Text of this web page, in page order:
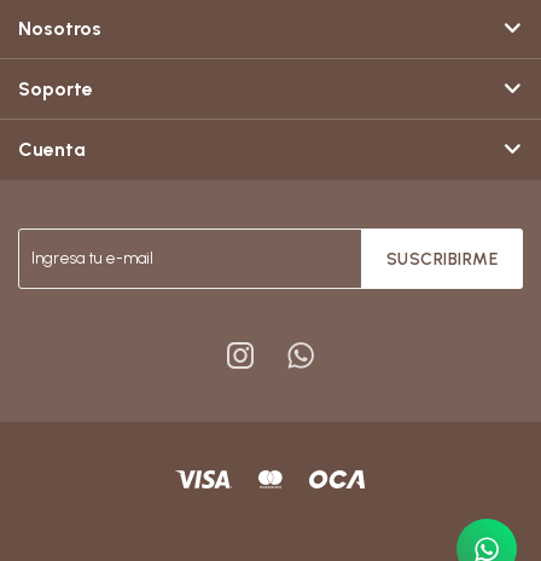
SUSCRIBIRME
 
Nosotros
Soporte
Cuenta